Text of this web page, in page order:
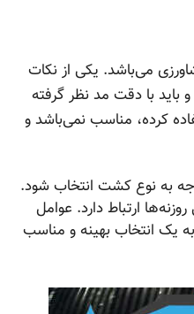
می‌باشد. یکی از نکات
باید با دقت مد نظر گرفته
کرده، مناسب نمی‌باشد و
به نوع کشت انتخاب شود.
ارتباط دارد. عوامل
یک انتخاب بهینه و مناسب